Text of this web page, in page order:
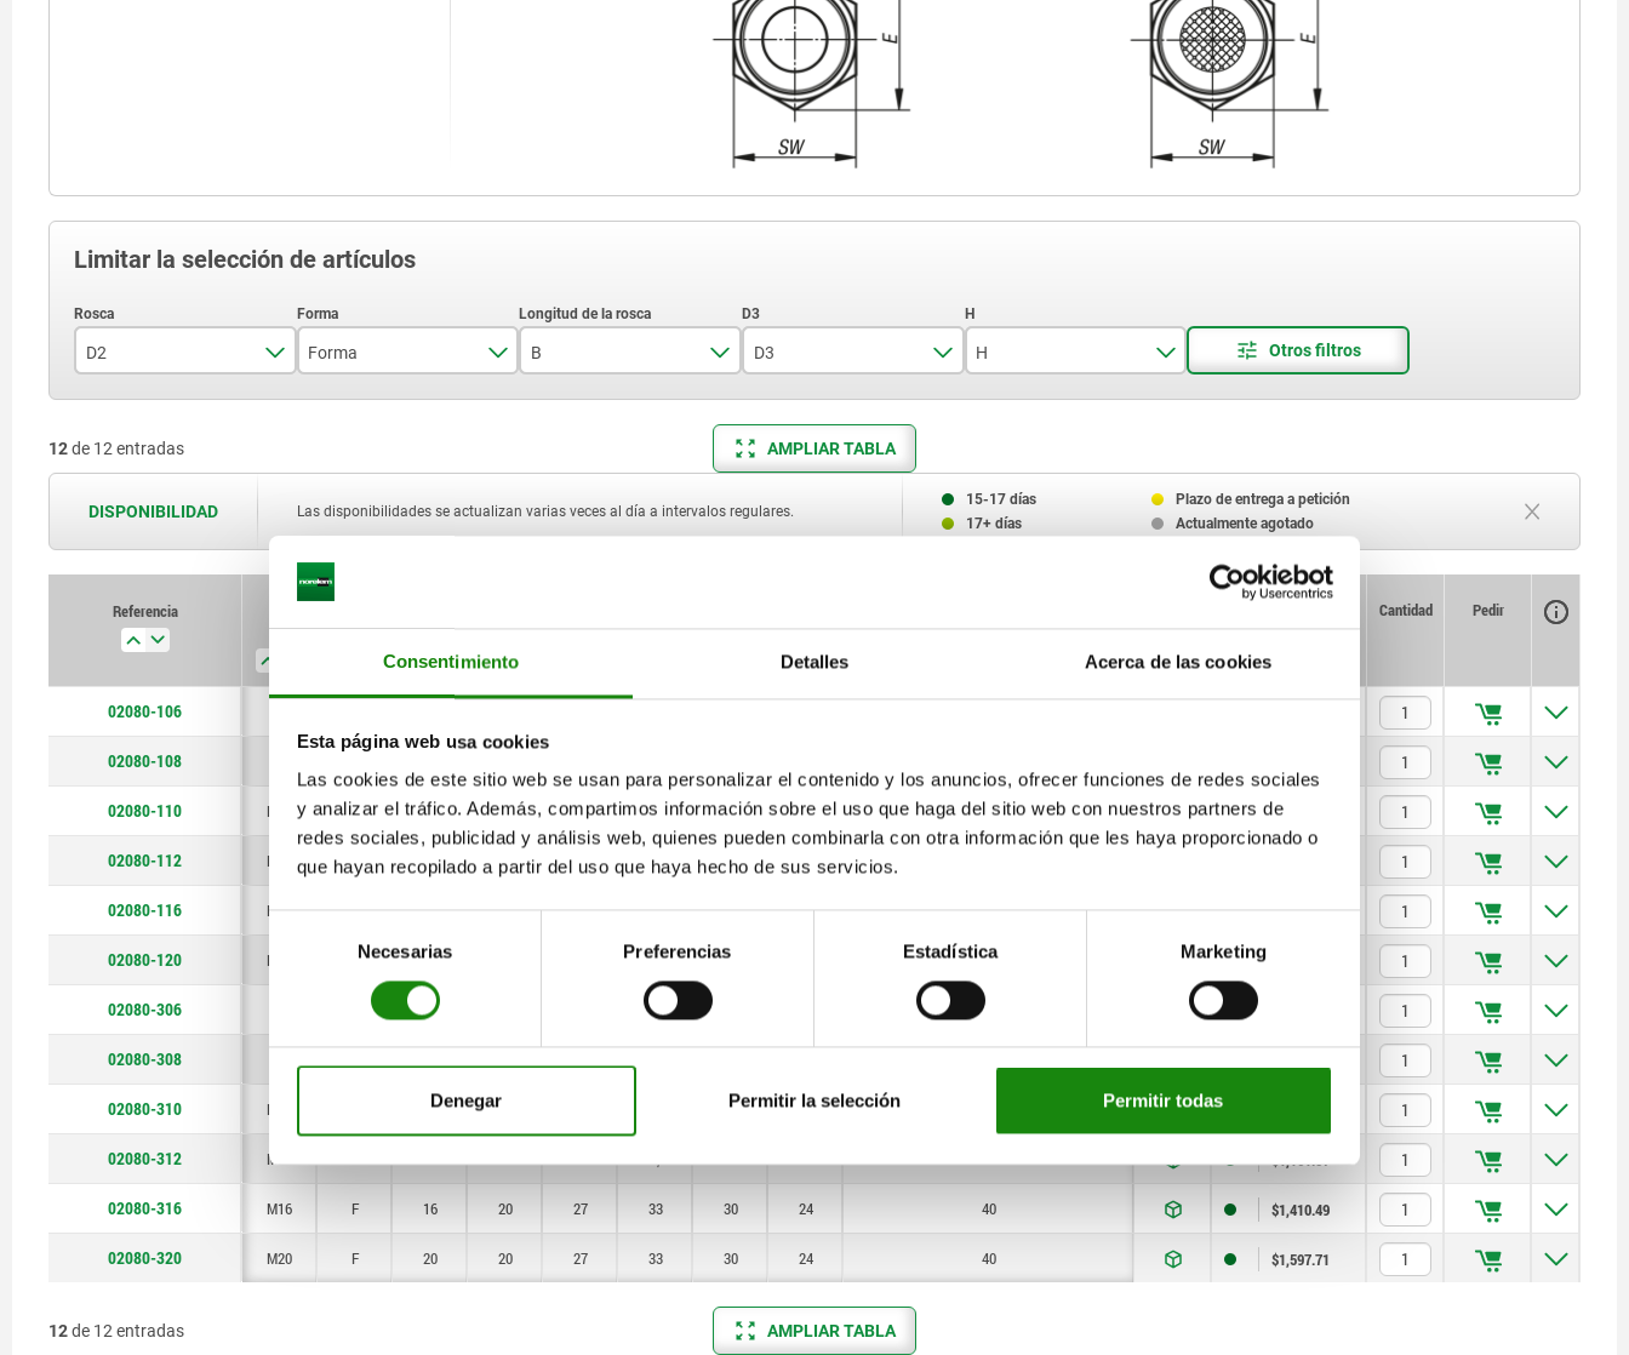
Consentimiento Detalles Acerca de las cookies
Esta página web usa cookies
Las cookies de este sitio web se usan para personalizar el contenido y los anuncios, ofrecer funciones de redes sociales
y analizar el tráfico. Además, compartimos información sobre el uso que haga del sitio web con nuestros partners de
redes sociales, publicidad y análisis web, quienes pueden combinarla con otra información que les haya proporcionado o
que hayan recopilado a partir del uso que haya hecho de sus servicios.
Selección
de
consentimiento
Necesarias Preferencias Estadística Marketing
Denegar Permitir la selección Permitir todas
Limitar la selección de artículos
D2
M6
M8
M12
M20
Forma
C
B
7
D3
6,7
10
H
13
27
12de 12 entradas AMPLIAR TABLA
DISPONIBILIDAD Las disponibilidades se actualizan varias veces al día a intervalos regulares.
15-17 días
Plazo de entrega a petición
17+ días
Actualmente agotado
Referencia
D2
Forma B D3 H E SW Ø de Capacidad de carga máx. kN (solo con
Disponibilidad
Precio
Cantidad Pedir
02080-106
02080-108
02080-110 M10 C 10 10 18 21,9 19 16 25 $895.48
02080-112 M12 C 12 10 18 21,9 19 16
02080-116 M16 C 16 20 27 33 30 24 90 $1,226.27
02080-120 M20 20 33 30 90
02080-306 7 14,5 10
02080-308
02080-310 M10 10 10 19 16
02080-312 M12 F 12 10 18 21,9 19 16 25 $1,161.57
02080-316 M16 F 16 20 27 33 30 24 40 $1,410.49
02080-320 M20 F 20 20 27 33 30 24 40 $1,597.71
12de 12 entradas AMPLIAR TABLA